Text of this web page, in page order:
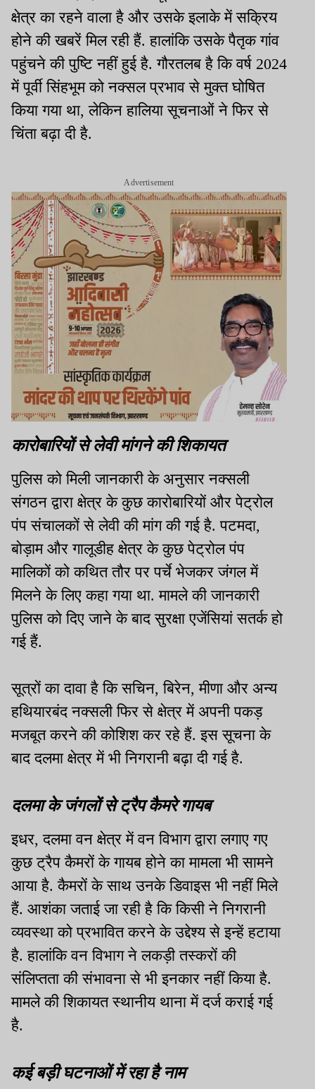
क्षेत्र का रहने वाला है और उसके इलाके में सक्रिय
होने की खबरें मिल रही हैं. हालांकि उसके पैतृक गांव
पहुंचने की पुष्टि नहीं हुई है. गौरतलब है कि वर्ष 2024
में पूर्वी सिंहभूम को नक्सल प्रभाव से मुक्त घोषित
किया गया था, लेकिन हालिया सूचनाओं ने फिर से
चिंता बढ़ा दी है.
Advertisement
कारोबारियों से लेवी मांगने की शिकायत
पुलिस को मिली जानकारी के अनुसार नक्सली
संगठन द्वारा क्षेत्र के कुछ कारोबारियों और पेट्रोल
पंप संचालकों से लेवी की मांग की गई है. पटमदा,
बोड़ाम और गालूडीह क्षेत्र के कुछ पेट्रोल पंप
मालिकों को कथित तौर पर पर्चे भेजकर जंगल में
मिलने के लिए कहा गया था. मामले की जानकारी
पुलिस को दिए जाने के बाद सुरक्षा एजेंसियां सतर्क हो
गई हैं.
सूत्रों का दावा है कि सचिन, बिरेन, मीणा और अन्य
हथियारबंद नक्सली फिर से क्षेत्र में अपनी पकड़
मजबूत करने की कोशिश कर रहे हैं. इस सूचना के
बाद दलमा क्षेत्र में भी निगरानी बढ़ा दी गई है.
दलमा के जंगलों से ट्रैप कैमरे गायब
इधर, दलमा वन क्षेत्र में वन विभाग द्वारा लगाए गए
कुछ ट्रैप कैमरों के गायब होने का मामला भी सामने
आया है. कैमरों के साथ उनके डिवाइस भी नहीं मिले
हैं. आशंका जताई जा रही है कि किसी ने निगरानी
व्यवस्था को प्रभावित करने के उद्देश्य से इन्हें हटाया
है. हालांकि वन विभाग ने लकड़ी तस्करों की
संलिप्तता की संभावना से भी इनकार नहीं किया है.
मामले की शिकायत स्थानीय थाना में दर्ज कराई गई
है.
कई बड़ी घटनाओं में रहा है नाम